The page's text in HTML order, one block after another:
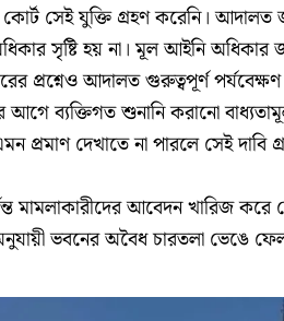
সেই যুক্তি গ্রহণ করেনি।
সৃষ্টি হয় না। মূল আইনি অধিকার
প্রশ্নেও আদালত গুরুত্বপূর্ণ
আগে ব্যক্তিগত শুনানি করানো
প্রমাণ দেখাতে না পারলে সেই দাবি
মামলাকারীদের আবেদন খারিজ করে
ভবনের অবৈধ চারতলা ভেঙে